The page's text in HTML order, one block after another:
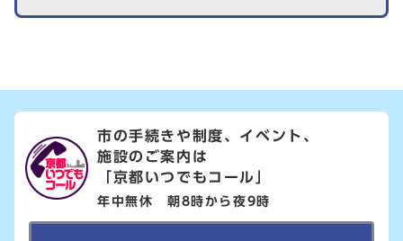
市の手続きや制度、イベント、
施設のご案内は
「京都いつでもコール」
年中無休 朝8時から夜9時